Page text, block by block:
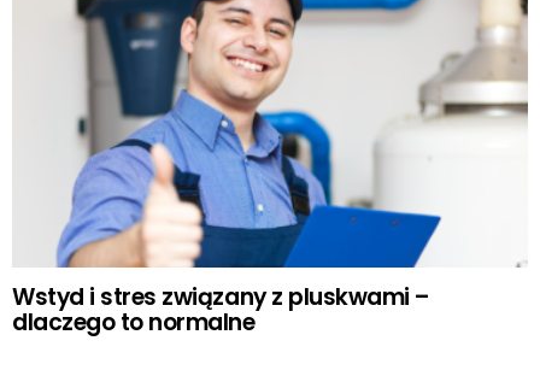
Wstyd i stres związany z pluskwami –
dlaczego to normalne